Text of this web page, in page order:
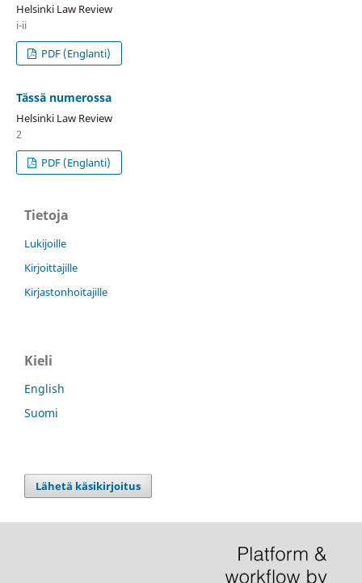
Helsinki Law Review
i-ii
PDF (Englanti)
Tässä numerossa
Helsinki Law Review
2
PDF (Englanti)
Tietoja
Lukijoille
Kirjoittajille
Kirjastonhoitajille
Kieli
English
Suomi
Lähetä käsikirjoitus